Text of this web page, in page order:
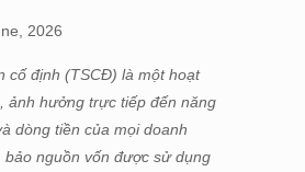
2026
cố định (TSCĐ) là một hoạt
ảnh hưởng trực tiếp đến năng
dòng tiền của mọi doanh
nguồn vốn được sử dụng